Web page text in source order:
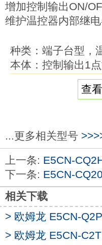
增加控制输出ON/
维护温控器内部继电
种类：端子台型，
本体：控制输出1
外壳颜色：黑色。
CQ2HHT。
辅助输出点数：2
加热器用断线、
测功能：--。
事件输入点数：--。
传送输出：--
通信：RS-485。
48×24mm的通用
查
...更多相关型号
上一条: E5CN-
下一条: E5CN-
相关下载
> 欧姆龙 E5CN-
> 欧姆龙 E5CN-